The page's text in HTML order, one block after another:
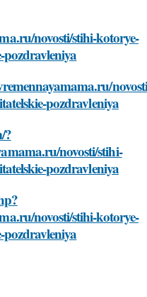
novosti/stihi-kotorye-
pozdravleniya
pozdravleniya
?
novosti/stihi-
pozdravleniya
novosti/stihi-kotorye-
pozdravleniya